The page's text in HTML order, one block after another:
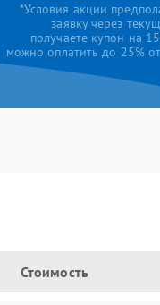
*Условия акции
заявку через
получаете купон на
можно оплатить до 25%
Стоимость